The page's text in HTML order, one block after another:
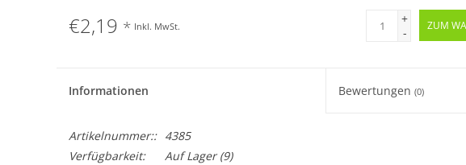
€2,19 * Inkl. MwSt.
+
-
ZUM
Informationen Bewertungen(0)
Artikelnummer::
4385
Verfügbarkeit:
Auf Lager(9)